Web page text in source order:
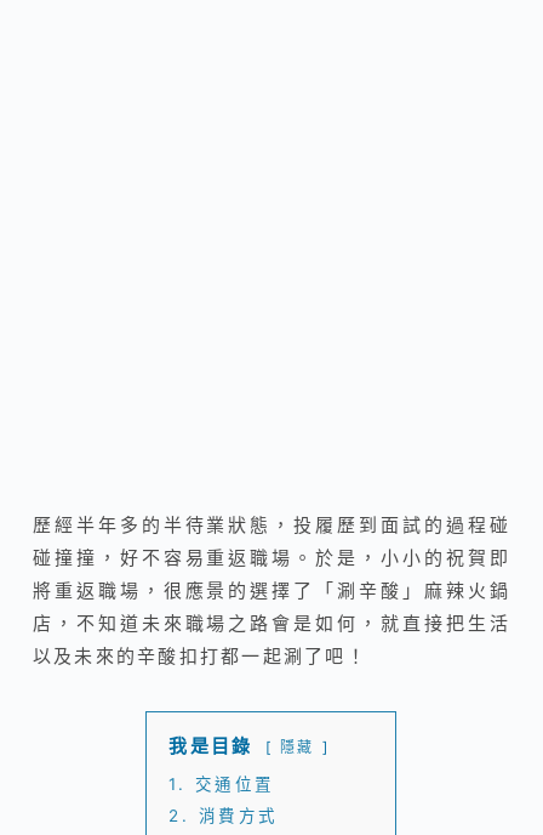
歷經半年多的半待業狀態，投履歷到面試的過程 碰
碰撞撞，好不容易重返職場。於是，小小的祝賀即
將重返職場，很應景的選擇了「涮辛酸」麻辣火鍋
店， 不知道未來職場之路會是如何，就直接把生活
以及未來的辛酸扣打都一起涮了吧！
我是目錄 隱藏
1.
交通位置
2.
消費方式